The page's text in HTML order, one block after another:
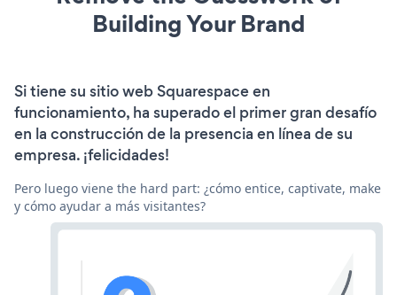
Building Your Brand
Si tiene su sitio web Squarespace en
funcionamiento, ha superado el primer gran desafío
en la construcción de la presencia en línea de su
empresa. ¡felicidades!
Pero luego viene the hard part: ¿cómo entice, captivate, make
y cómo ayudar a más visitantes?